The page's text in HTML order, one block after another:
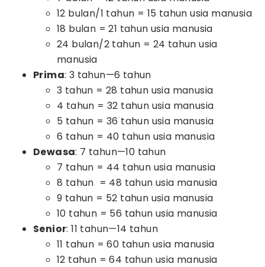
12 bulan/1 tahun = 15 tahun usia manusia
18 bulan = 21 tahun usia manusia
24 bulan/2 tahun = 24 tahun usia
manusia
Prima: 3 tahun—6 tahun
3 tahun = 28 tahun usia manusia
4 tahun = 32 tahun usia manusia
5 tahun = 36 tahun usia manusia
6 tahun = 40 tahun usia manusia
Dewasa: 7 tahun—10 tahun
7 tahun = 44 tahun usia manusia
8 tahun = 48 tahun usia manusia
9 tahun = 52 tahun usia manusia
10 tahun = 56 tahun usia manusia
Senior: 11 tahun—14 tahun
11 tahun = 60 tahun usia manusia
12 tahun = 64 tahun usia manusia